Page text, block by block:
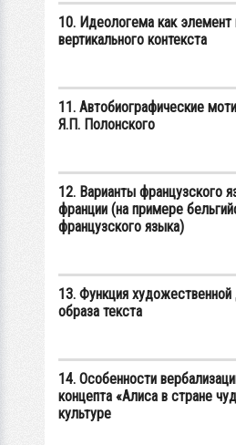
10. Идеологема как элемент
вертикального контекста
11. Автобиографические
Я.П. Полонского
12. Варианты французского
франции (на примере
французского языка)
13. Функция художественной
образа текста
14. Особенности
концепта «Алиса в стране
культуре